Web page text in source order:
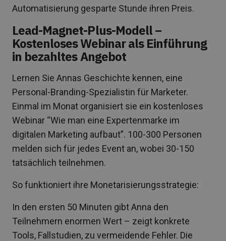
Automatisierung gesparte Stunde ihren Preis.
Lead-Magnet-Plus-Modell –
Kostenloses Webinar als Einführung
in bezahltes Angebot
Lernen Sie Annas Geschichte kennen, eine
Personal-Branding-Spezialistin für Marketer.
Einmal im Monat organisiert sie ein kostenloses
Webinar “Wie man eine Expertenmarke im
digitalen Marketing aufbaut”. 100-300 Personen
melden sich für jedes Event an, wobei 30-150
tatsächlich teilnehmen.
So funktioniert ihre Monetarisierungsstrategie:
In den ersten 50 Minuten gibt Anna den
Teilnehmern enormen Wert – zeigt konkrete
Tools, Fallstudien, zu vermeidende Fehler. Die